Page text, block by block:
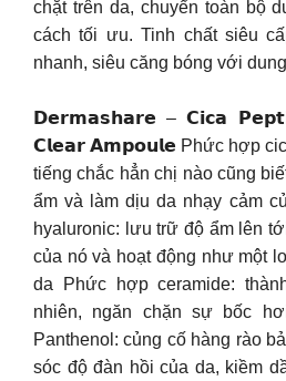
chặt trên da, chuyển toàn bộ
cách tối ưu. Tinh chất siêu
nhanh, siêu căng bóng với
𝗗𝗲𝗿𝗺𝗮𝘀𝗵𝗮𝗿𝗲 – 𝗖𝗶𝗰𝗮
𝗖𝗹𝗲𝗮𝗿 𝗔𝗺𝗽𝗼𝘂𝗹𝗲 Phức hợp
tiếng chắc hẳn chị nào cũng
ẩm và làm dịu da nhạy cảm
hyaluronic: lưu trữ độ ẩm lên
của nó và hoạt động như một
da Phức hợp ceramide:
nhiên, ngăn chặn sự bốc
Panthenol: củng cố hàng rào
sóc độ đàn hồi của da, kiềm